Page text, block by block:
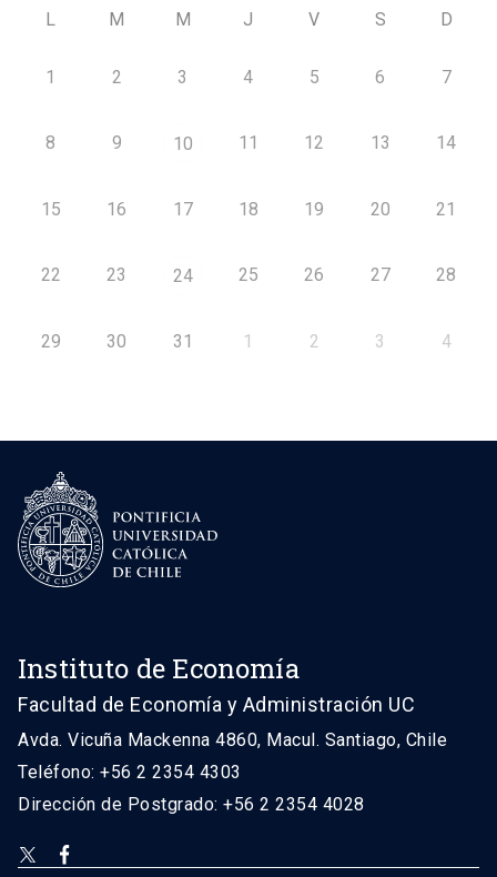
L M M J V S D
1 2 3 4 5 6 7
8 9 10 11 12 13 14
15 16 17 18 19 20 21
22 23 24 25 26 27 28
29 30 31 1 2 3 4
Instituto de Economía
Facultad de Economía y Administración UC
Avda. Vicuña Mackenna 4860, Macul. Santiago, Chile
Teléfono: +56 2 2354 4303
Dirección de Postgrado: +56 2 2354 4028